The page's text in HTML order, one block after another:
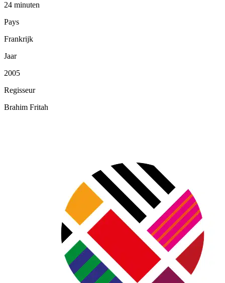
24 minuten
Pays
Frankrijk
Jaar
2005
Regisseur
Brahim Fritah